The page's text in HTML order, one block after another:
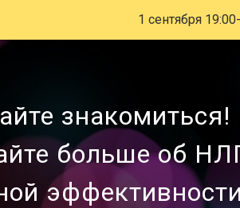
1 сентября
знакомиться!
больше об
эффективности